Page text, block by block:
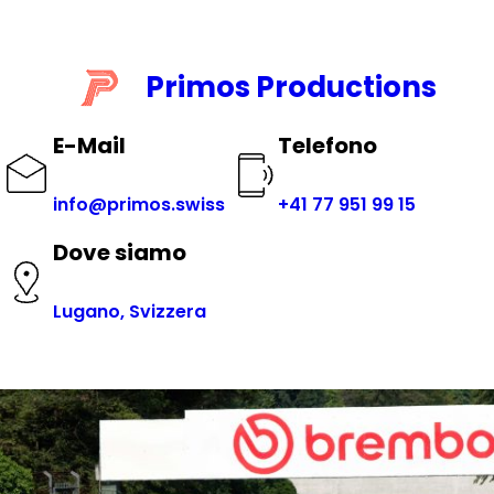
contenuto
Primos Productions
E-Mail
info@primos.swiss
Telefono
+41 77 951 99 15
Dove siamo
Lugano, Svizzera